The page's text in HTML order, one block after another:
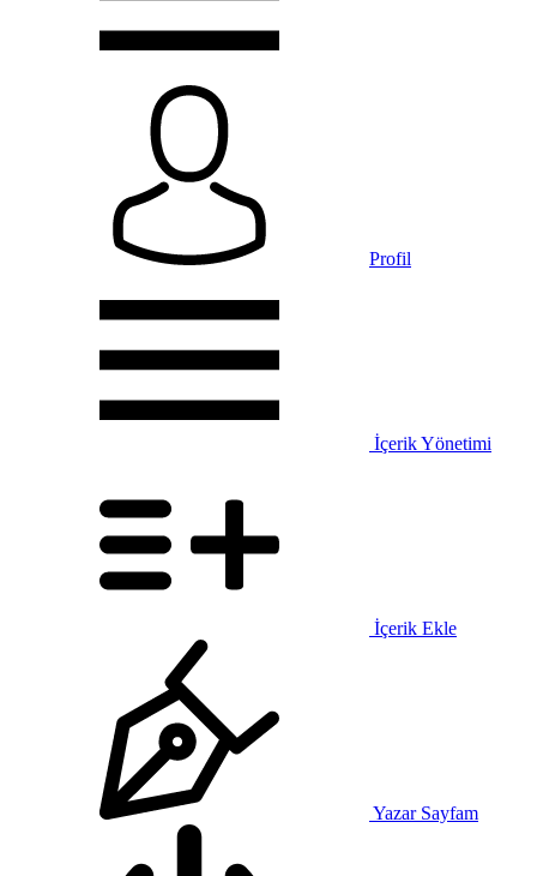
Profil
İçerik Yönetimi
İçerik Ekle
Yazar Sayfam